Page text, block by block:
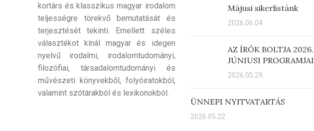
kortárs és klasszikus magyar irodalom
teljességre törekvő bemutatását és
terjesztését tekinti. Emellett széles
választékot kínál magyar és idegen
nyelvű irodalmi, irodalomtudományi,
filozófiai, társadalomtudományi és
művészeti könyvekből, folyóiratokból,
valamint szótárakból és lexikonokból.
Májusi sikerlistánk
2026.06.04.
AZ ÍRÓK BOLTJA 2026.
JÚNIUSI PROGRAMJAI
2026.05.29.
ÜNNEPI NYITVATARTÁS
2026.05.22.